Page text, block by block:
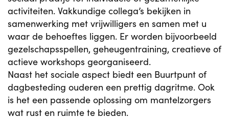
activiteiten. Vakkundige collega’s bekijken in
samenwerking met vrijwilligers en samen met u
waar de behoeftes liggen. Er worden bijvoorbeeld
gezelschapsspellen, geheugentraining, creatieve of
actieve workshops georganiseerd.
Naast het sociale aspect biedt een Buurtpunt of
dagbesteding ouderen een prettig dagritme. Ook
is het een passende oplossing om mantelzorgers
wat rust en ruimte te bieden.